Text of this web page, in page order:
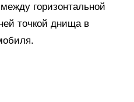
горизонтальной
точкой днища в